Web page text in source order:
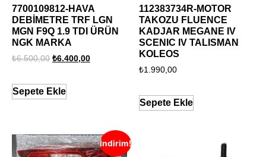
7700109812-HAVA
DEBİMETRE TRF LGN
MGN F9Q 1.9 TDI ÜRÜN
NGK MARKA
₺6.500,00 ₺6.400,00
Sepete Ekle
112383734R-MOTOR
TAKOZU FLUENCE
KADJAR MEGANE IV
SCENIC IV TALISMAN
KOLEOS
₺1.990,00
Sepete Ekle
İndirim!